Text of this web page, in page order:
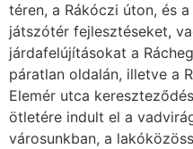
téren, a Rákóczi úton, és
játszótér fejlesztéseket,
járdafelújításokat a
páratlan oldalán, illetve a
Elemér utca
ötletére indult el a
városunkban, a